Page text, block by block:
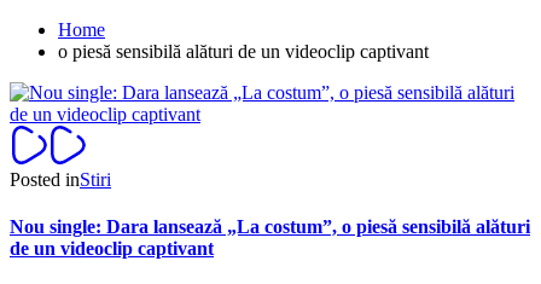
Home
o piesă sensibilă alături de un videoclip captivant
Posted inStiri
Nou single: Dara lansează „La costum”, o piesă sensibilă alături
de un videoclip captivant